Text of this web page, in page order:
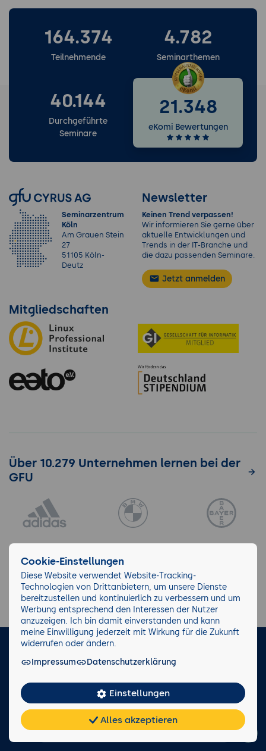
164.374
Teilnehmende
4.782
Seminarthemen
40.144
Durchgeführte
Seminare
21.348
eKomi Bewertungen
Seminarzentrum
Köln
Am Grauen Stein
27
51105 Köln-
Deutz
Newsletter
Keinen Trend verpassen!
Wir informieren Sie gerne über
aktuelle Entwicklungen und
Trends in der IT-Branche und
die dazu passenden Seminare.
Jetzt anmelden
Mitgliedschaften
Über 10.279 Unternehmen lernen bei der
GFU
Impressum/AGB Datenschutz Blog Wiki
Facts
0221 82 80 90
Teilen FAQ Cookies
Cookie-Einstellungen
Diese Website verwendet Website-Tracking-
Technologien von Drittanbietern, um unsere Dienste
bereitzustellen und kontinuierlich zu verbessern und um
Werbung entsprechend den Interessen der Nutzer
anzuzeigen. Ich bin damit einverstanden und kann
meine Einwilligung jederzeit mit Wirkung für die Zukunft
widerrufen oder ändern.
Impressum
Datenschutzerklärung
Einstellungen
Alles akzeptieren